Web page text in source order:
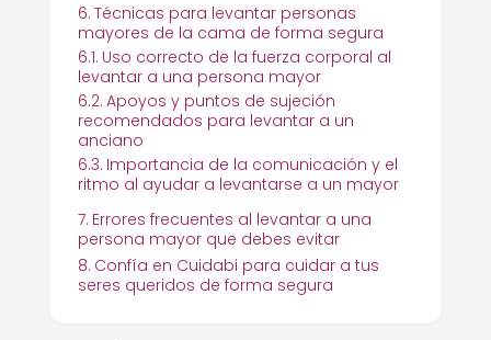
Técnicas para levantar personas
mayores de la cama de forma segura
Uso correcto de la fuerza corporal al
levantar a una persona mayor
Apoyos y puntos de sujeción
recomendados para levantar a un
anciano
Importancia de la comunicación y el
ritmo al ayudar a levantarse a un mayor
Errores frecuentes al levantar a una
persona mayor que debes evitar
Confía en Cuidabi para cuidar a tus
seres queridos de forma segura